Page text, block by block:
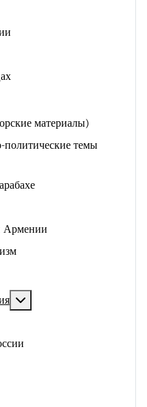
материалы)
политические темы
Армении